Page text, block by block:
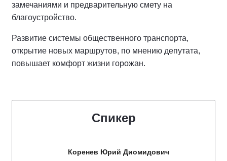
замечаниями и предварительную смету на
благоустройство.
Развитие системы общественного транспорта,
открытие новых маршрутов, по мнению депутата,
повышает комфорт жизни горожан.
Спикер
Коренев Юрий Диомидович